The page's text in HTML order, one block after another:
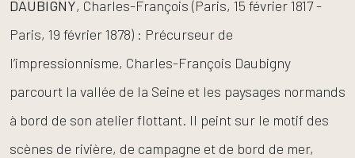
DAUBIGNY, Charles-François (Paris, 15 février 1817 -
Paris, 19 février 1878) : Précurseur de
l’impressionnisme, Charles-François Daubigny
parcourt la vallée de la Seine et les paysages normands
à bord de son atelier flottant. Il peint sur le motif des
scènes de rivière, de campagne et de bord de mer,